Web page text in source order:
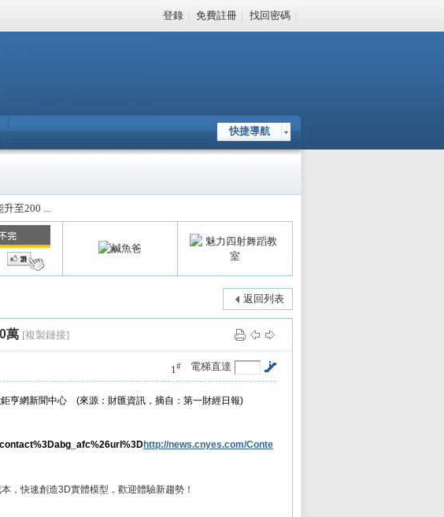
登錄 | 免費註冊 | 找回密碼 |
快捷導航
至200 ...
返回列表
萬 [複製鏈接]
電梯直達
1#
鉅亨網新聞中心 (來源：財匯資訊，摘自：第一財經日報)
http://news.cnyes.com/Conte
，快速創造3D實體模型，歡迎體驗新趨勢！